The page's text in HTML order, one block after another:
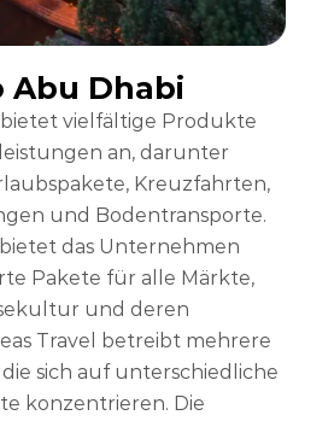
Abu Dhabi
bietet vielfältige Produkte
an, darunter
Kreuzfahrten,
und Bodentransporte.
das Unternehmen
Pakete für alle Märkte,
und deren
Travel betreibt mehrere
sich auf unterschiedliche
konzentrieren. Die